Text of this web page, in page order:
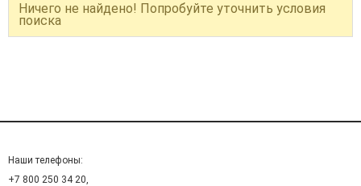
Ничего не найдено! Попробуйте уточнить условия
поиска
Наши телефоны:
+7 800 250 34 20,